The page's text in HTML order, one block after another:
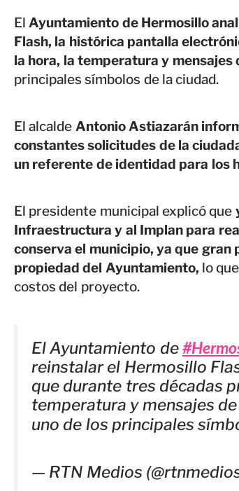
ElAyuntamiento de Hermosillo
Flash, la histórica pantalla
la hora, la temperatura y mensajes
principales símbolos de la ciudad.
El alcalde Antonio Astiazarán
constantes solicitudes de la
un referente de identidad para los
El presidente municipal explicó que
Infraestructura y al Implan para
conserva el municipio, ya que
propiedad del Ayuntamiento, lo
costos del proyecto.
El Ayuntamiento de
reinstalar el Hermosillo
que durante tres décadas
temperatura y mensajes
uno de los principales
— RTN Medios